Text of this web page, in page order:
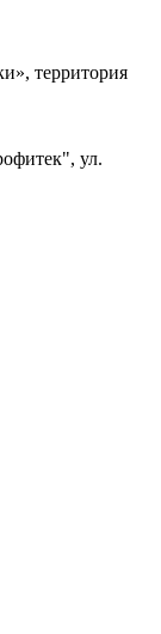
территория
ул.